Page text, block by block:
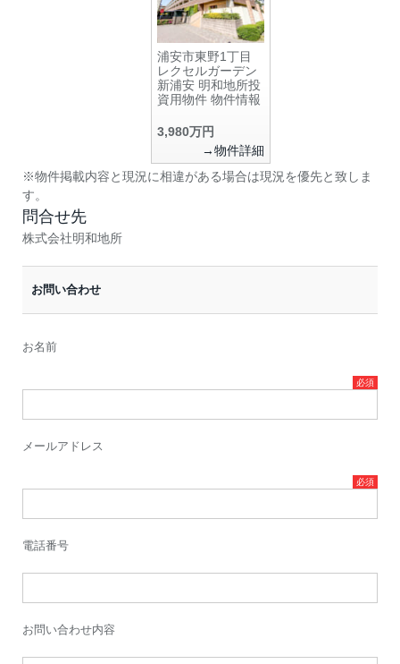
浦安市東野1丁目
レクセルガーデン
新浦安 明和地所投
資用物件 物件情報
3,980万円
→物件詳細
※物件掲載内容と現況に相違がある場合は現況を優先と致しま
す。
問合せ先
株式会社明和地所
お問い合わせ
お名前
メールアドレス
電話番号
お問い合わせ内容